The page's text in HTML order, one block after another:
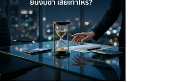
การเงิน รับทำเงินเดือน